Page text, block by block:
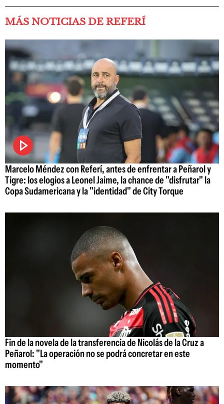
MÁS NOTICIAS DE REFERÍ
Marcelo Méndez con Referí, antes de enfrentar a Peñarol y
Tigre: los elogios a Leonel Jaime, la chance de "disfrutar" la
Copa Sudamericana y la "identidad" de City Torque
Fin de la novela de la transferencia de Nicolás de la Cruz a
Peñarol: "La operación no se podrá concretar en este
momento"